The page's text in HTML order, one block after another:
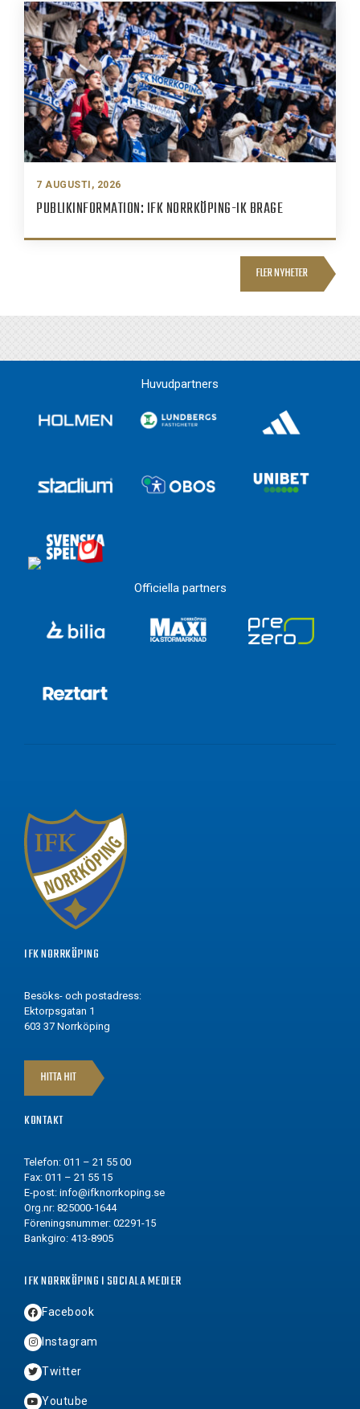
7 AUGUSTI, 2026
PUBLIKINFORMATION: IFK NORRKÖPING-IK BRAGE
FLER NYHETER
Huvudpartners
Officiella partners
IFK NORRKÖPING
Besöks- och postadress:
Ektorpsgatan 1
603 37 Norrköping
HITTA HIT
KONTAKT
Telefon: 011 – 21 55 00
Fax: 011 – 21 55 15
E-post: info@ifknorrkoping.se
Org.nr: 825000-1644
Föreningsnummer: 02291-15
Bankgiro: 413-8905
IFK NORRKÖPING I SOCIALA MEDIER
Facebook
Instagram
Twitter
Youtube